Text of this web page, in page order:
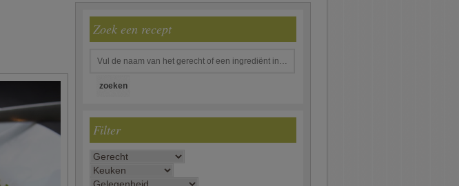
Zoek een recept
Filter